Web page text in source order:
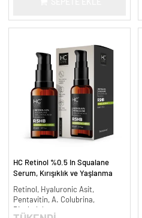
HC Retinol %0.5 In Squalane
Serum, Kırışıklık ve Yaşlanma
Retinol, Hyaluronic Asit,
Pentavitin, A. Colubrina,